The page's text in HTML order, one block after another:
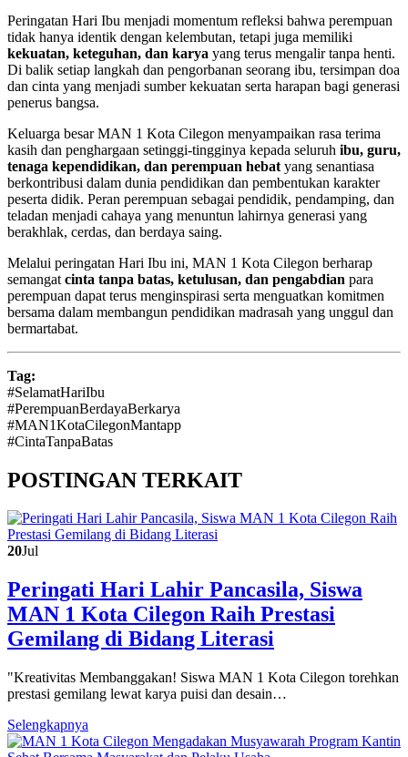
Peringatan Hari Ibu menjadi momentum refleksi bahwa perempuan
tidak hanya identik dengan kelembutan, tetapi juga memiliki
kekuatan, keteguhan, dan karya yang terus mengalir tanpa henti.
Di balik setiap langkah dan pengorbanan seorang ibu, tersimpan doa
dan cinta yang menjadi sumber kekuatan serta harapan bagi generasi
penerus bangsa.
Keluarga besar MAN 1 Kota Cilegon menyampaikan rasa terima
kasih dan penghargaan setinggi-tingginya kepada seluruh ibu, guru,
tenaga kependidikan, dan perempuan hebat yang senantiasa
berkontribusi dalam dunia pendidikan dan pembentukan karakter
peserta didik. Peran perempuan sebagai pendidik, pendamping, dan
teladan menjadi cahaya yang menuntun lahirnya generasi yang
berakhlak, cerdas, dan berdaya saing.
Melalui peringatan Hari Ibu ini, MAN 1 Kota Cilegon berharap
semangat cinta tanpa batas, ketulusan, dan pengabdian para
perempuan dapat terus menginspirasi serta menguatkan komitmen
bersama dalam membangun pendidikan madrasah yang unggul dan
bermartabat.
Tag:
#SelamatHariIbu
#PerempuanBerdayaBerkarya
#MAN1KotaCilegonMantapp
#CintaTanpaBatas
POSTINGAN TERKAIT
20Jul
Peringati Hari Lahir Pancasila, Siswa
MAN 1 Kota Cilegon Raih Prestasi
Gemilang di Bidang Literasi
"Kreativitas Membanggakan! Siswa MAN 1 Kota Cilegon torehkan
prestasi gemilang lewat karya puisi dan desain…
Selengkapnya